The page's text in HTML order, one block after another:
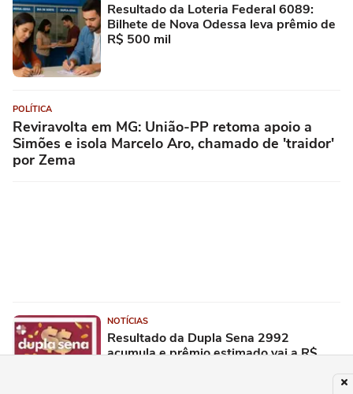
Resultado da Loteria Federal 6089:
Bilhete de Nova Odessa leva prêmio de
R$ 500 mil
POLÍTICA
Reviravolta em MG: União-PP retoma apoio a
Simões e isola Marcelo Aro, chamado de 'traidor'
por Zema
NOTÍCIAS
Resultado da Dupla Sena 2992
acumula e prêmio estimado vai a R$